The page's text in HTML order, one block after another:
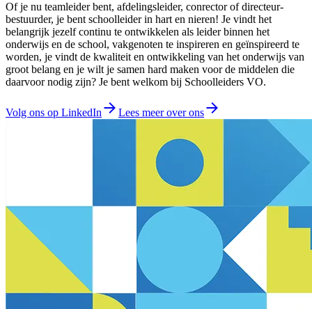
Of je nu teamleider bent, afdelingsleider, conrector of directeur-
bestuurder, je bent schoolleider in hart en nieren! Je vindt het
belangrijk jezelf continu te ontwikkelen als leider binnen het
onderwijs en de school, vakgenoten te inspireren en geïnspireerd te
worden, je vindt de kwaliteit en ontwikkeling van het onderwijs van
groot belang en je wilt je samen hard maken voor de middelen die
daarvoor nodig zijn? Je bent welkom bij Schoolleiders VO.
Volg ons op LinkedIn Lees meer over ons